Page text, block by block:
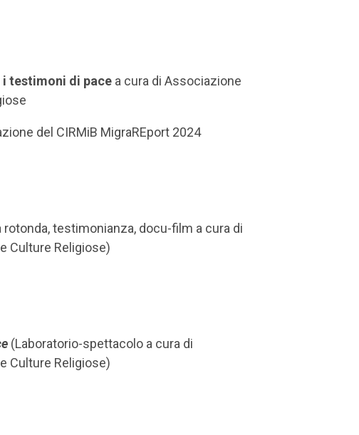
testimoni di pace a cura di Associazione
del CIRMiB MigraREport 2024
rotonda, testimonianza, docu-film a cura di
Culture Religiose)
(Laboratorio-spettacolo a cura di
Culture Religiose)